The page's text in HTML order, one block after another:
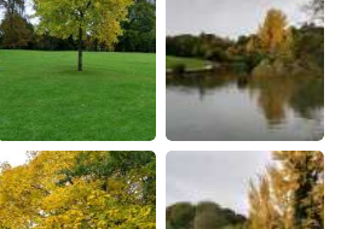
Español
Français
日本語
Русский